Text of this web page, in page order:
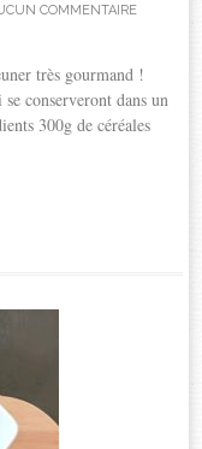
COMMENTAIRE
très gourmand !
conserveront dans un
300g de céréales